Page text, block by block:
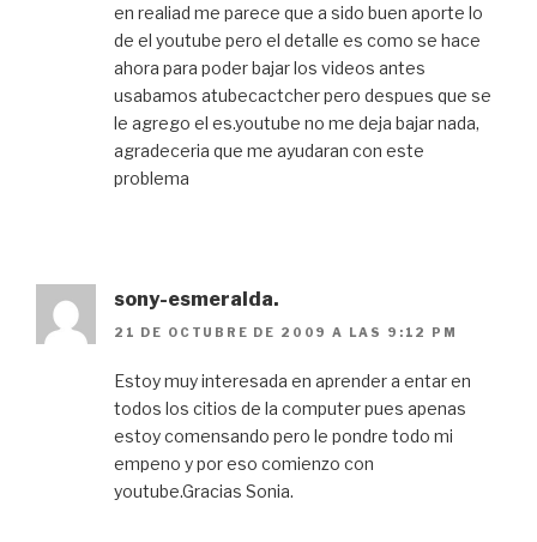
en realiad me parece que a sido buen aporte lo
de el youtube pero el detalle es como se hace
ahora para poder bajar los videos antes
usabamos atubecactcher pero despues que se
le agrego el es.youtube no me deja bajar nada,
agradeceria que me ayudaran con este
problema
sony-esmeralda.
21 DE OCTUBRE DE 2009 A LAS 9:12 PM
Estoy muy interesada en aprender a entar en
todos los citios de la computer pues apenas
estoy comensando pero le pondre todo mi
empeno y por eso comienzo con
youtube.Gracias Sonia.